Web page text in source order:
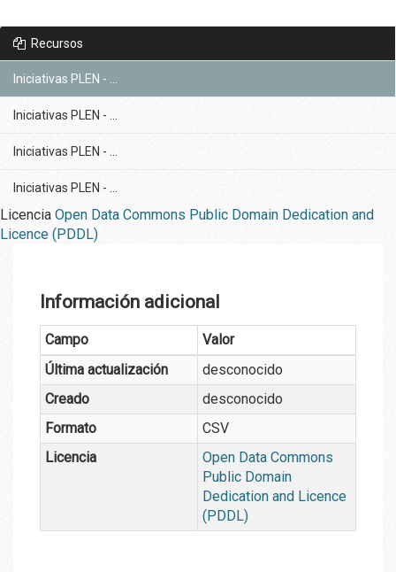
Recursos
Iniciativas PLEN - ...
Iniciativas PLEN - ...
Iniciativas PLEN - ...
Iniciativas PLEN - ...
Licencia Open Data Commons Public Domain Dedication and
Licence (PDDL)
Información adicional
Campo
Valor
Última actualización
desconocido
Creado
desconocido
Formato
CSV
Licencia
Open Data Commons
Public Domain
Dedication and Licence
(PDDL)